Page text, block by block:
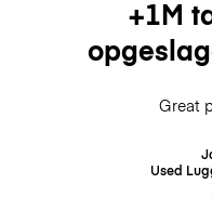
+1M
Great
Used